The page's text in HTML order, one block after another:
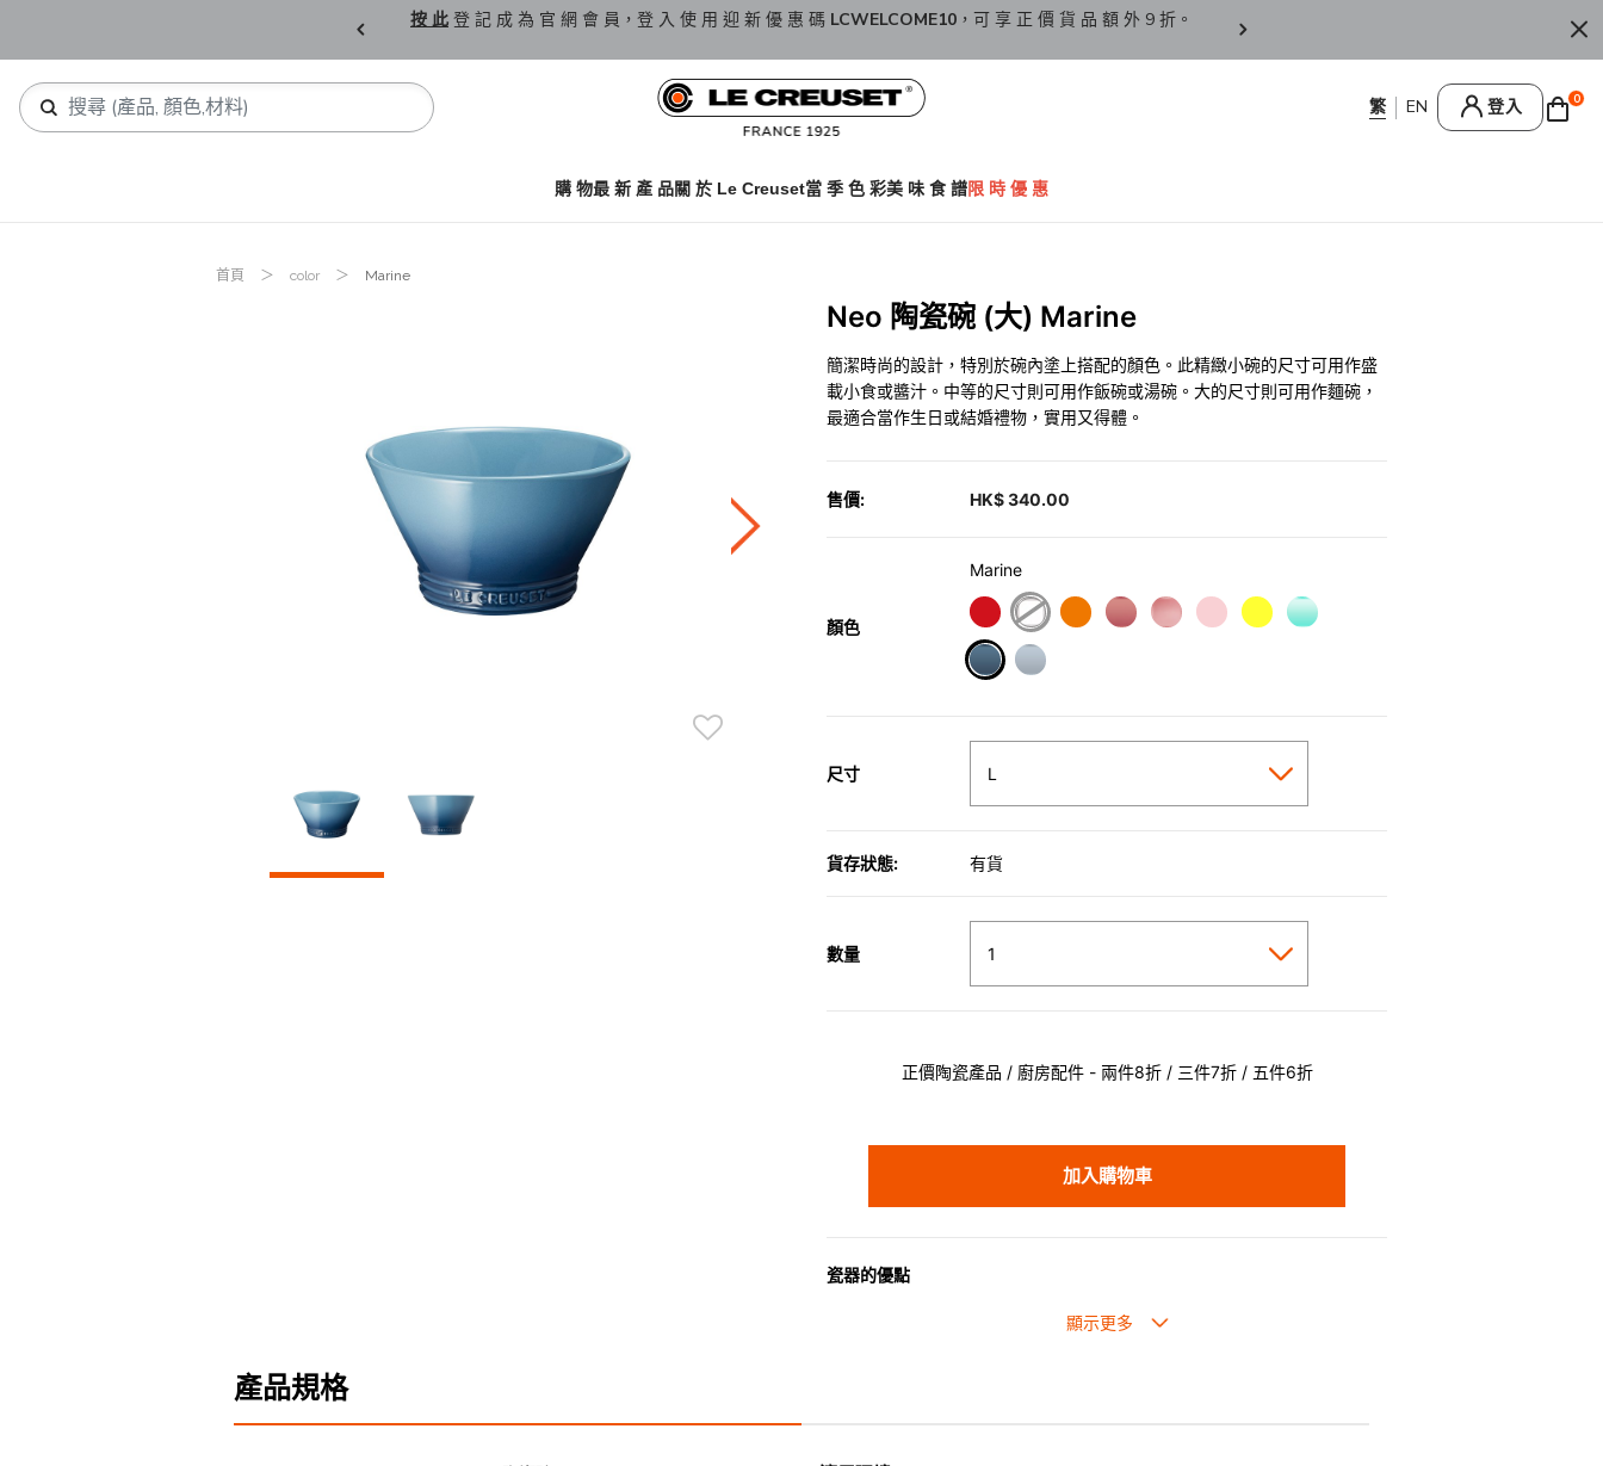
按 此 登 記 成 為 官 網 會 員，登 入 使 用 迎 新 優 惠 碼 LCWELCOME10 ，可 享 正 價 貨 品 額 外 9 折。 香 港 / 澳 門 訂 單 滿
登入 0
購 物最 新 產 品關 於 Le Creuset當 季 色 彩美 味 食 譜限 時 優 惠
首頁 color Marine
Neo 陶瓷碗 (大) Marine
簡潔時尚的設計，特別於碗內塗上搭配的顏色。此精緻小碗的尺寸可用作盛
載小食或醬汁。中等的尺寸則可用作飯碗或湯碗。大的尺寸則可用作麵碗，
最適合當作生日或結婚禮物，實用又得體。
售價: HK$ 340.00
顏色
Marine
尺寸
貨存狀態: 有貨
數量
正價陶瓷產品 / 廚房配件 - 兩件8折 / 三件7折 / 五件6折
加入購物車
瓷器的優點
• 耐熱性極佳，適用於微波爐，也可放入焗爐，耐熱程度高達260℃。
產品規格